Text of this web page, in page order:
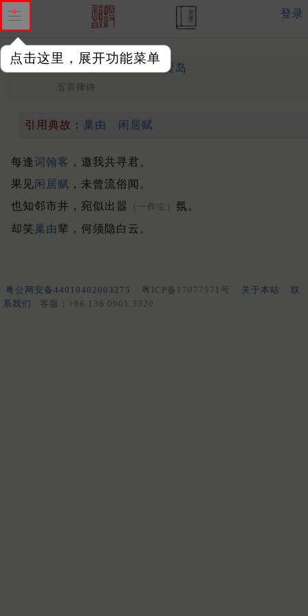
点击这里，展开功能菜单
登录
易州过郝逸人居 中唐 · 贾岛
五言律诗
引用典故： 巢由 闲居赋
每逢词翰客 ，邀我共寻君。
果见闲居赋 ，未曾流俗闻。
也知邻市井，宛似出嚣
（一作尘） 氛。
却笑巢由辈，何须隐白云。
粤公网安备44010402003275 粤ICP备17077571号 关于本站
联
系我们
客服：+86 136 0901 3320